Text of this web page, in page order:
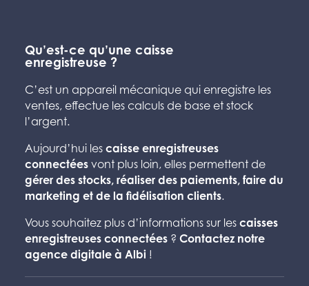
Qu’est-ce qu’une caisse
enregistreuse ?
C’est un appareil mécanique qui enregistre les
ventes, effectue les calculs de base et stock
l’argent.
Aujourd’hui les caisse enregistreuses
connectées vont plus loin, elles permettent de
gérer des stocks, réaliser des paiements, faire du
marketing et de la fidélisation clients.
Vous souhaitez plus d’informations sur les caisses
enregistreuses connectées? Contactez notre
agence digitale à Albi!